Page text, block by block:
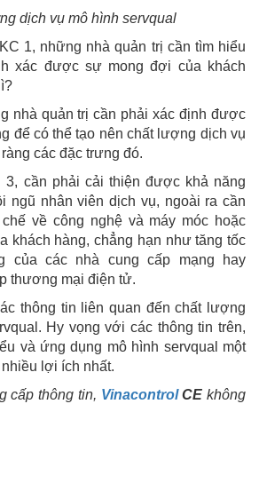
dịch vụ mô hình servqual
1, những nhà quản trị cần tìm hiểu
xác được sự mong đợi của khách
nhà quản trị cần phải xác định được
để có thể tạo nên chất lượng dịch vụ
các đặc trưng đó.
cần phải cải thiện được khả năng
ngũ nhân viên dịch vụ, ngoài ra cần
về công nghệ và máy móc hoặc
khách hàng, chẳng hạn như tăng tốc
của các nhà cung cấp mạng hay
thương mại điện tử.
thông tin liên quan đến chất lượng
Hy vọng với các thông tin trên,
và ứng dụng mô hình servqual một
lợi ích nhất.
cấp thông tin, VinacontrolCEkhông